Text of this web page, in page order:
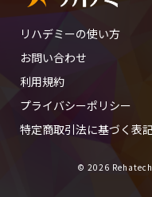
リハデミーの使い方
お問い合わせ
利用規約
プライバシーポリシー
特定商取引法に基づく表
© 2026